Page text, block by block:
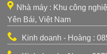
Nhà máy : Khu công
Yên Bái, Việt Nam
Kinh doanh - Hoàng :